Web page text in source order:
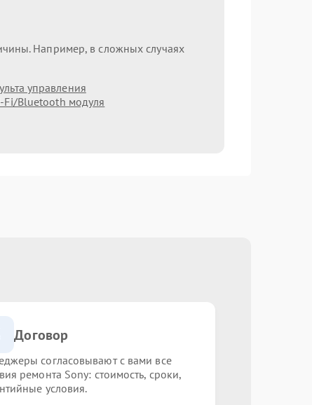
Например, в сложных случаях
управления
Fi/Bluetooth модуля
Договор
согласовывают с вами все
ремонта Sony: стоимость, сроки,
условия.